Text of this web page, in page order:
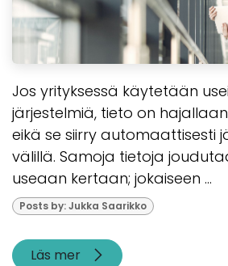
Jos yrityksessä käytetään
järjestelmiä, tieto on
eikä se siirry automaattisesti
välillä. Samoja tietoja
useaan kertaan; jokaiseen ...
Posts by: Jukka Saarikko
Läs mer